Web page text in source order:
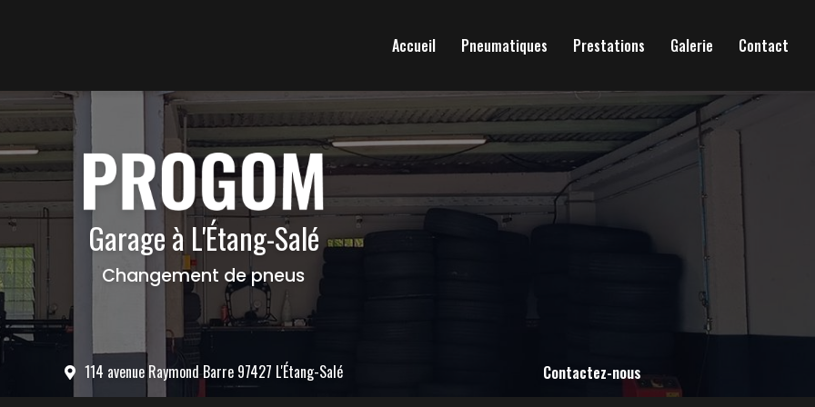
Accueil
Pneumatiques Prestations Galerie Contact
Garage à L'Étang-Salé
Changement de pneus
114 avenue Raymond Barre 97427 L'Étang-Salé Contactez-nous